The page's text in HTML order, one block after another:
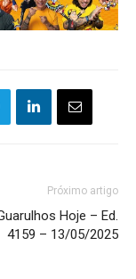
Próximo artigo
Hoje – Ed.
4159 – 13/05/2025